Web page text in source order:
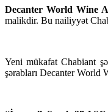
Decanter World Wine
malikdir. Bu nailiyyət
Yeni mükafat Chabiant
şərabları Decanter World